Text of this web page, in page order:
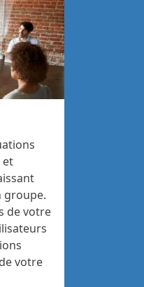
et
groupe.
de votre
votre